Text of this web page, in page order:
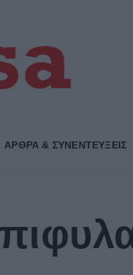
ΑΡΘΡΑ & ΣΥΝΕΝΤΕΥΞΕΙΣ